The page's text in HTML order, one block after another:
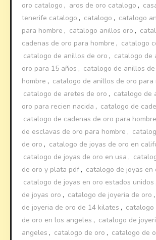
oro catalogo , aros de oro catalogo ,
tenerife catalogo , catalogo , catalogo
para hombre , catalogo anillos oro ,
cadenas de oro para hombre , catalogo
catalogo de anillos de oro , catalogo de
oro para 15 años , catalogo de anillos
hombre , catalogo de anillos de oro para
catalogo de aretes de oro , catalogo de
oro para recien nacida , catalogo de
catalogo de cadenas de oro para hombre
de esclavas de oro para hombre ,
de oro , catalogo de joyas de oro en
catalogo de joyas de oro en usa ,
de oro y plata pdf , catalogo de joyas en
catalogo de joyas en oro estados unidos
de joyas oro , catalogo de joyeria de oro ,
de joyeria de oro de 14 kilates , catalogo
de oro en los angeles , catalogo de
angeles , catalogo de oro , catalogo de